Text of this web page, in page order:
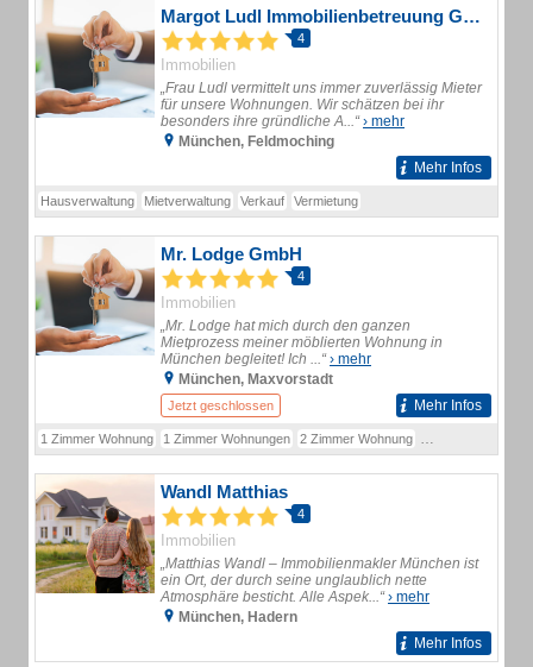
Margot Ludl Immobilienbetreuung GmbH Immobilienverwaltung
4
Immobilien
„Frau Ludl vermittelt uns immer zuverlässig Mieter
für unsere Wohnungen. Wir schätzen bei ihr
besonders ihre gründliche A...“› mehr
München, Feldmoching
Mehr Infos
Hausverwaltung Mietverwaltung Verkauf Vermietung
Mr. Lodge GmbH
4
Immobilien
„Mr. Lodge hat mich durch den ganzen
Mietprozess meiner möblierten Wohnung in
München begleitet! Ich ...“› mehr
München, Maxvorstadt
Jetzt geschlossen Mehr Infos
1 Zimmer Wohnung 1 Zimmer Wohnungen 2 Zimmer Wohnung
Wandl Matthias
4
Immobilien
„Matthias Wandl – Immobilienmakler München ist
ein Ort, der durch seine unglaublich nette
Atmosphäre besticht. Alle Aspek...“› mehr
München, Hadern
Mehr Infos